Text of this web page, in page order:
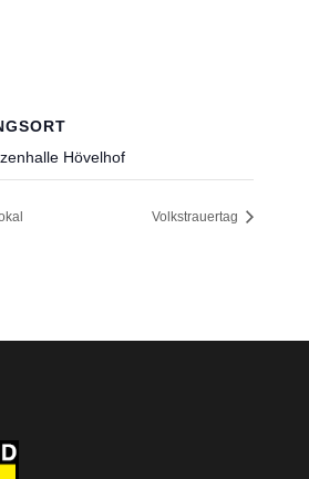
Hövelhof
Volkstrauertag